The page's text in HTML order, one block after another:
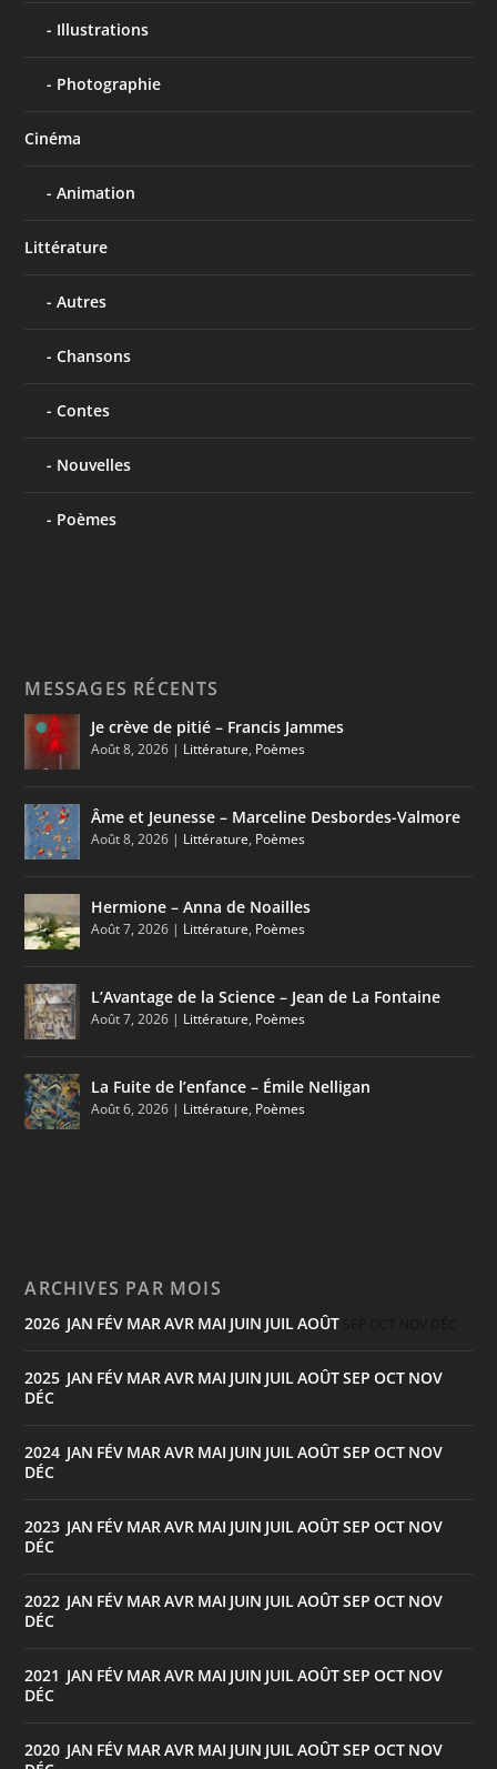
Illustrations
Photographie
Cinéma
Animation
Littérature
Autres
Chansons
Contes
Nouvelles
Poèmes
MESSAGES RÉCENTS
Je crève de pitié – Francis Jammes
Août 8, 2026 | Littérature, Poèmes
Âme et Jeunesse – Marceline Desbordes-Valmore
Août 8, 2026 | Littérature, Poèmes
Hermione – Anna de Noailles
Août 7, 2026 | Littérature, Poèmes
L’Avantage de la Science – Jean de La Fontaine
Août 7, 2026 | Littérature, Poèmes
La Fuite de l’enfance – Émile Nelligan
Août 6, 2026 | Littérature, Poèmes
ARCHIVES PAR MOIS
2026 JAN FÉV MARAVR MAI JUIN JUILAOÛT
2025 JAN FÉV MARAVR MAI JUIN JUILAOÛTSEP OCT NOV
DÉC
2024 JAN FÉV MARAVR MAI JUIN JUILAOÛTSEP OCT NOV
DÉC
2023 JAN FÉV MARAVR MAI JUIN JUILAOÛTSEP OCT NOV
DÉC
2022 JAN FÉV MARAVR MAI JUIN JUILAOÛTSEP OCT NOV
DÉC
2021 JAN FÉV MARAVR MAI JUIN JUILAOÛTSEP OCT NOV
DÉC
2020 JAN FÉV MARAVR MAI JUIN JUILAOÛTSEP OCT NOV